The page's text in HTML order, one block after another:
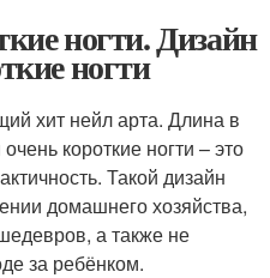
ногти. Дизайн
ногти
хит нейл арта. Длина в
короткие ногти – это
Такой дизайн
домашнего хозяйства,
а также не
за ребёнком.